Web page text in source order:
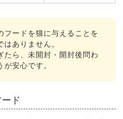
フードを猫に与えることを
ありません。
たら、未開封・開封後問わ
安心です。
ード